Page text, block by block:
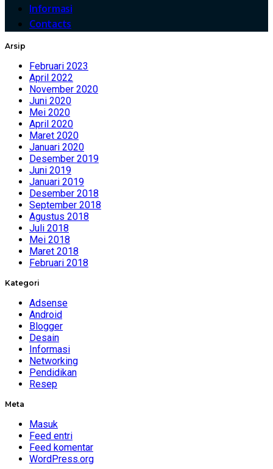
Informasi
Contacts
Arsip
Februari 2023
April 2022
November 2020
Juni 2020
Mei 2020
April 2020
Maret 2020
Januari 2020
Desember 2019
Juni 2019
Januari 2019
Desember 2018
September 2018
Agustus 2018
Juli 2018
Mei 2018
Maret 2018
Februari 2018
Kategori
Adsense
Android
Blogger
Desain
Informasi
Networking
Pendidikan
Resep
Meta
Masuk
Feed entri
Feed komentar
WordPress.org